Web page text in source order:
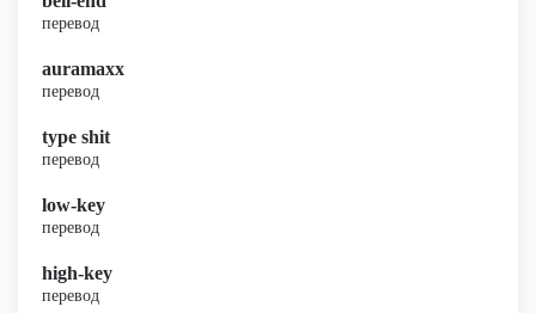
перевод
auramaxx
перевод
type shit
перевод
low-key
перевод
high-key
перевод